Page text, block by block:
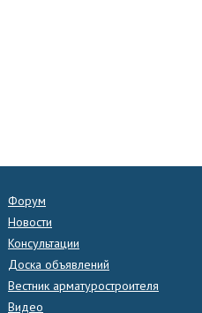
Форум
Новости
Консультации
Доска объявлений
Вестник арматуростроителя
Видео